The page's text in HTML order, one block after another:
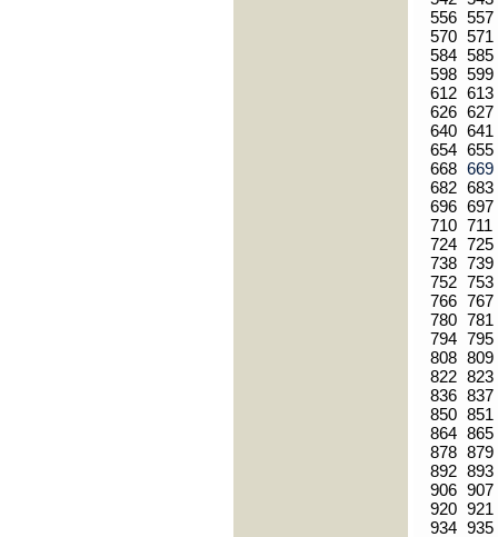
556 557
570 571
584 585
598 599
612 613
626 627
640 641
654 655
668
682 683
696 697
710 711
724 725
738 739
752 753
766 767
780 781
794 795
808 809
822 823
836 837
850 851
864 865
878 879
892 893
906 907
920 921
934 935